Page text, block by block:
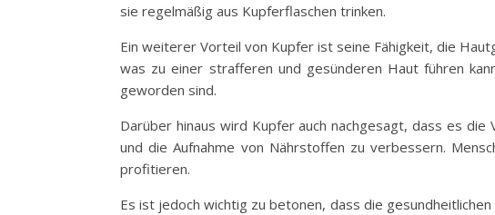
sie regelmäßig aus Kupferflaschen trinken.
Ein weiterer Vorteil von Kupfer ist seine Fähigkeit, die
was zu einer strafferen und gesünderen Haut führen
geworden sind.
Darüber hinaus wird Kupfer auch nachgesagt, dass es
und die Aufnahme von Nährstoffen zu verbessern.
profitieren.
Es ist jedoch wichtig zu betonen, dass die